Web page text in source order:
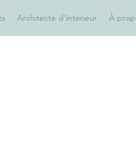
Architecte d'intérieur À